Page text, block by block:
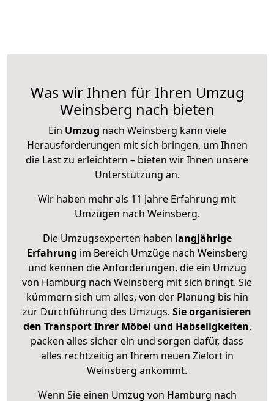
Was wir Ihnen für Ihren Umzug
Weinsberg nach bieten
Ein Umzug nach Weinsberg kann viele
Herausforderungen mit sich bringen, um Ihnen
die Last zu erleichtern – bieten wir Ihnen unsere
Unterstützung an.
Wir haben mehr als 11 Jahre Erfahrung mit
Umzügen nach Weinsberg.
Die Umzugsexperten haben langjährige
Erfahrung im Bereich Umzüge nach Weinsberg
und kennen die Anforderungen, die ein Umzug
von Hamburg nach Weinsberg mit sich bringt. Sie
kümmern sich um alles, von der Planung bis hin
zur Durchführung des Umzugs. Sie organisieren
den Transport Ihrer Möbel und Habseligkeiten,
packen alles sicher ein und sorgen dafür, dass
alles rechtzeitig an Ihrem neuen Zielort in
Weinsberg ankommt.
Wenn Sie einen Umzug von Hamburg nach